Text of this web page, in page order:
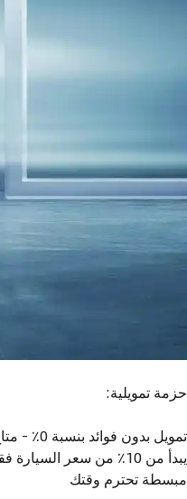
حزمة تمويلية:
تمويل
مبسطة تحترم وقتك